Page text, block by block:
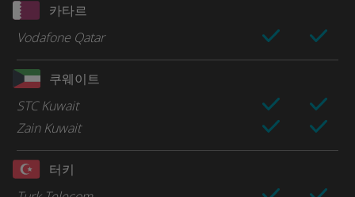
카타르
Vodafone Qatar
쿠웨이트
STC Kuwait
Zain Kuwait
터키